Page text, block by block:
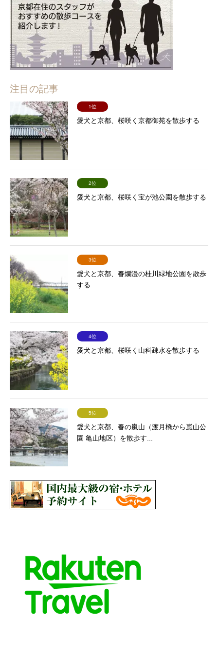
注目の記事
1位
愛犬と京都、桜咲く京都御苑を散歩する
2位
愛犬と京都、桜咲く宝が池公園を散歩する
3位
愛犬と京都、春爛漫の桂川緑地公園を散歩
する
4位
愛犬と京都、桜咲く山科疎水を散歩する
5位
愛犬と京都、春の嵐山（渡月橋から嵐山公
園 亀山地区）を散歩す...